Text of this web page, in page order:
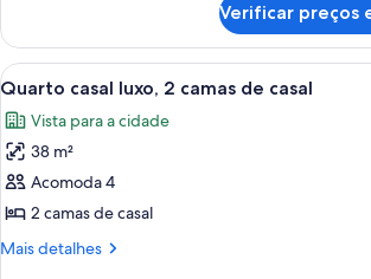
King,
vista
para
a
cidade
superior,
cama
vista
para
cidade
Verificar preços
Carrega
todas
as
fotos
de
Quarto
casal
Quarto com
6
Quarto casal luxo, 2 camas de casal
Vista para a cidade
38 m²
Acomoda 4
2 camas de casal
Mais detalhes
Mais